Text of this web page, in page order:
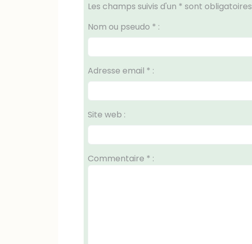
Les champs suivis d'un * sont obligatoires
Nom ou pseudo * :
Adresse email * :
Site web :
Commentaire * :